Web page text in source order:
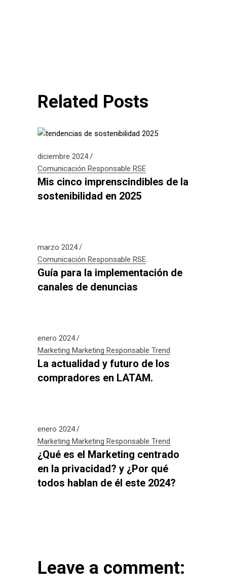
Related Posts
diciembre 2024
Comunicación Responsable RSE
Mis cinco imprenscindibles de la
sostenibilidad en 2025
marzo 2024
Comunicación Responsable RSE
Guía para la implementación de
canales de denuncias
enero 2024
Marketing Marketing Responsable Trend
La actualidad y futuro de los
compradores en LATAM.
enero 2024
Marketing Marketing Responsable Trend
¿Qué es el Marketing centrado
en la privacidad? y ¿Por qué
todos hablan de él este 2024?
Leave a comment: